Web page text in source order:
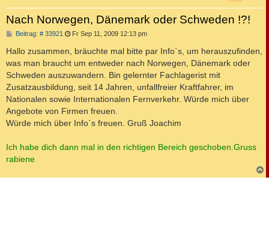
Nach Norwegen, Dänemark oder Schweden !?!
Beitrag: # 33921 B
i
t
r
g
Fr Sep 11, 2009 12:13 pm
Hallo zusammen, bräuchte mal bitte par Info`s, um herauszufinden,
was man braucht um entweder nach Norwegen, Dänemark oder
Schweden auszuwandern. Bin gelernter Fachlagerist mit
Zusatzausbildung, seit 14 Jahren, unfallfreier Kraftfahrer, im
Nationalen sowie Internationalen Fernverkehr. Würde mich über
Angebote von Firmen freuen.
Würde mich über Info`s freuen. Gruß Joachim
Ich habe dich dann mal in den richtigen Bereich geschoben.Gruss
rabiene
a